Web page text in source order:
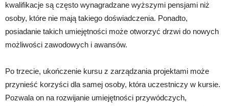
kwalifikacje są często wynagradzane wyższymi pensjami niż
osoby, które nie mają takiego doświadczenia. Ponadto,
posiadanie takich umiejętności może otworzyć drzwi do nowych
możliwości zawodowych i awansów.
Po trzecie, ukończenie kursu z zarządzania projektami może
przynieść korzyści dla samej osoby, która uczestniczy w kursie.
Pozwala on na rozwijanie umiejętności przywódczych,